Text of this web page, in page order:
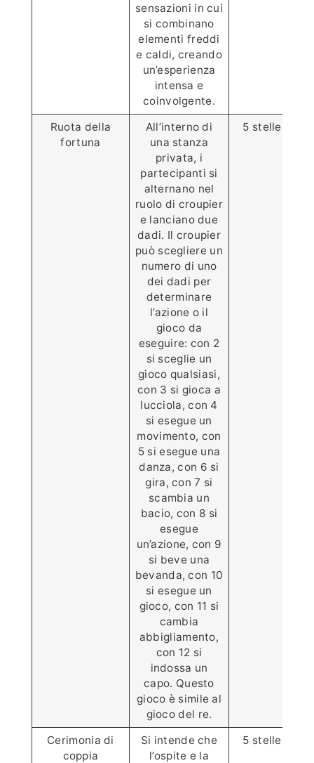
sensazioni in cui
si combinano
elementi freddi
e caldi, creando
un’esperienza
intensa e
coinvolgente.
Ruota della
fortuna
All’interno di
una stanza
privata, i
partecipanti si
alternano nel
ruolo di croupier
e lanciano due
dadi. Il croupier
può scegliere un
numero di uno
dei dadi per
determinare
l’azione o il
gioco da
eseguire: con 2
si sceglie un
gioco qualsiasi,
con 3 si gioca a
lucciola, con 4
si esegue un
movimento, con
5 si esegue una
danza, con 6 si
gira, con 7 si
scambia un
bacio, con 8 si
esegue
un’azione, con 9
si beve una
bevanda, con 10
si esegue un
gioco, con 11 si
cambia
abbigliamento,
con 12 si
indossa un
capo. Questo
gioco è simile al
gioco del re.
5 stelle
Cerimonia di
coppia
Si intende che
l’ospite e la
5 stelle